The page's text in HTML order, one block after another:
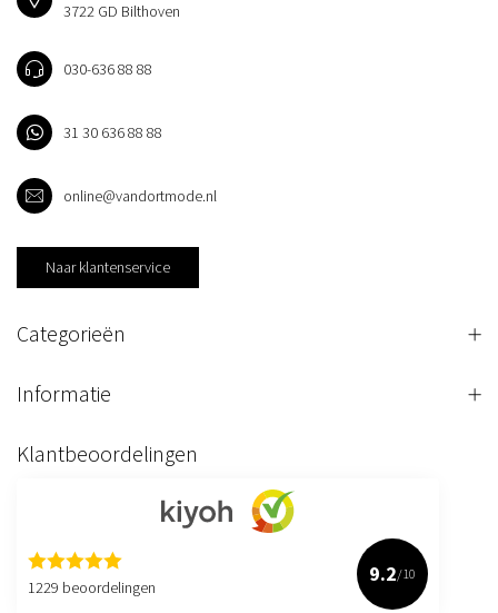
3722 GD Bilthoven
030-636 88 88
31 30 636 88 88
online@vandortmode.nl
Naar klantenservice
Categorieën
Informatie
Klantbeoordelingen
1229 beoordelingen
9.2/10